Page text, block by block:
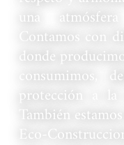
una
Contamos con
donde
consumimos,
protección a la
También
Eco-